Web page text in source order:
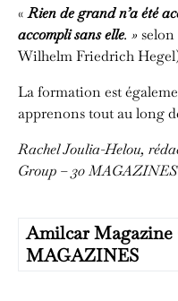
«Rien de grand n’a été
accompli sans elle. »
Wilhelm Friedrich
La formation est
apprenons tout au long
Rachel Joulia-Helou,
Group – 30 MAGAZINES
Amilcar Magazine
MAGAZINES